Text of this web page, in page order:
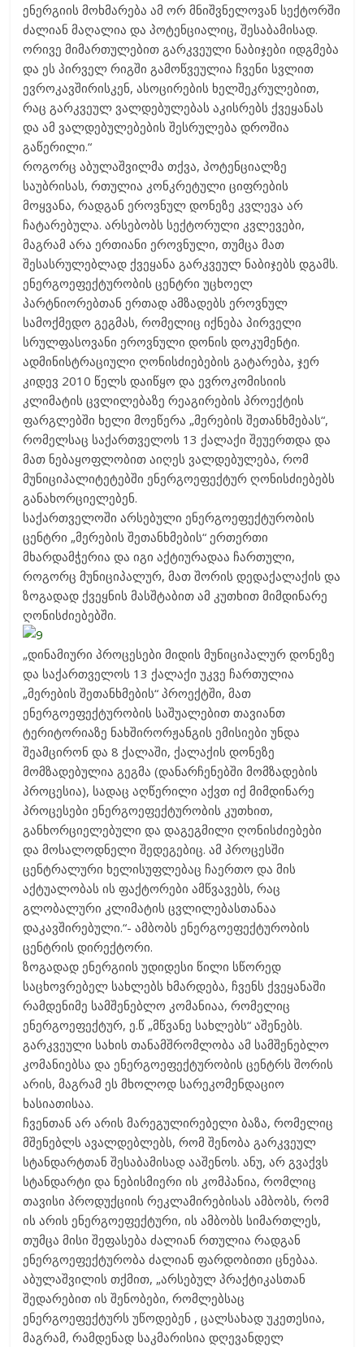
ენერგიის მოხმარება ამ ორ მნიშვნელოვან სექტორში
ძალიან მაღალია და პოტენციალიც, შესაბამისად.
ორივე მიმართულებით გარკვეული ნაბიჯები იდგმება
და ეს პირველ რიგში გამოწვეულია ჩვენი სვლით
ევროკავშირისკენ, ასოცირების ხელშეკრულებით,
რაც გარკვეულ ვალდებულებას აკისრებს ქვეყანას
და ამ ვალდებულებების შესრულება დროშია
გაწერილი.“
როგორც აბულაშვილმა თქვა, პოტენციალზე
საუბრისას, რთულია კონკრეტული ციფრების
მოყვანა, რადგან ეროვნულ დონეზე კვლევა არ
ჩატარებულა. არსებობს სექტორული კვლევები,
მაგრამ არა ერთიანი ეროვნული, თუმცა მათ
შესასრულებლად ქვეყანა გარკვეულ ნაბიჯებს დგამს.
ენერგოეფექტურობის ცენტრი უცხოელ
პარტნიორებთან ერთად ამზადებს ეროვნულ
სამოქმედო გეგმას, რომელიც იქნება პირველი
სრულფასოვანი ეროვნული დონის დოკუმენტი.
ადმინისტრაციული ღონისძიებების გატარება, ჯერ
კიდევ 2010 წელს დაიწყო და ევროკომისიის
კლიმატის ცვლილებაზე რეაგირების პროექტის
ფარგლებში ხელი მოეწერა „მერების შეთანხმებას“,
რომელსაც საქართველოს 13 ქალაქი შეუერთდა და
მათ ნებაყოფლობით აიღეს ვალდებულება, რომ
მუნიციპალიტეტებში ენერგოეფექტურ ღონისძიებებს
განახორციელებენ.
საქართველოში არსებული ენერგოეფექტურობის
ცენტრი „მერების შეთანხმების“ ერთერთი
მხარდამჭერია და იგი აქტიურადაა ჩართული,
როგორც მუნიციპალურ, მათ შორის დედაქალაქის და
ზოგადად ქვეყნის მასშტაბით ამ კუთხით მიმდინარე
ღონისძიებებში.
„დინამიური პროცესები მიდის მუნიციპალურ დონეზე
და საქართველოს 13 ქალაქი უკვე ჩართულია
„მერების შეთანხმების“ პროექტში, მათ
ენერგოეფექტურობის საშუალებით თავიანთ
ტერიტორიაზე ნახშირორჟანგის ემისიები უნდა
შეამცირონ და 8 ქალაში, ქალაქის დონეზე
მომზადებულია გეგმა (დანარჩენებში მომზადების
პროცესია), სადაც აღწერილი აქვთ იქ მიმდინარე
პროცესები ენერგოეფექტურობის კუთხით,
განხორციელებული და დაგეგმილი ღონისძიებები
და მოსალოდნელი შედეგებიც. ამ პროცესში
ცენტრალური ხელისუფლებაც ჩაერთო და მის
აქტუალობას ის ფაქტორები ამწვავებს, რაც
გლობალური კლიმატის ცვლილებასთანაა
დაკავშირებული.“- ამბობს ენერგოეფექტურობის
ცენტრის დირექტორი.
ზოგადად ენერგიის უდიდესი წილი სწორედ
საცხოვრებელ სახლებს ხმარდება, ჩვენს ქვეყანაში
რამდენიმე სამშენებლო კომანიაა, რომელიც
ენერგოეფექტურ, ე.წ „მწვანე სახლებს“ აშენებს.
გარკვეული სახის თანამშრომლობა ამ სამშენებლო
კომანიებსა და ენერგოეფექტურობის ცენტრს შორის
არის, მაგრამ ეს მხოლოდ სარეკომენდაციო
ხასიათისაა.
ჩვენთან არ არის მარეგულირებელი ბაზა, რომელიც
მშენებლს ავალდებლებს, რომ შენობა გარკვეულ
სტანდარტთან შესაბამისად ააშენოს. ანუ, არ გვაქვს
სტანდარტი და ნებისმიერი ის კომპანია, რომლიც
თავისი პროდუქციის რეკლამირებისას ამბობს, რომ
ის არის ენერგოეფექტური, ის ამბობს სიმართლეს,
თუმცა მისი შეფასება ძალიან რთულია რადგან
ენერგოეფექტურობა ძალიან ფარდობითი ცნებაა.
აბულაშვილის თქმით, „არსებულ პრაქტიკასთან
შედარებით ის შენობები, რომლებსაც
ენერგოეფექტურს უწოდებენ , ცალსახად უკეთესია,
მაგრამ, რამდენად საკმარისია დღევანდელ